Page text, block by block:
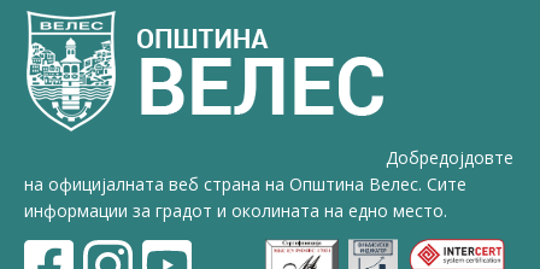
Добредојдовте
на официјалната веб страна на Општина Велес. Сите
информации за градот и околината на едно место.